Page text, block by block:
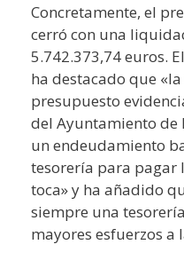
Concretamente, el
cerró con una
5.742.373,74 euros.
ha destacado que
presupuesto
del Ayuntamiento de
un endeudamiento
tesorería para pagar
toca» y ha añadido
siempre una
mayores esfuerzos a